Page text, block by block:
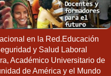
en la Red.Educación
y Salud Laboral
Académico Universitario de
de América y el Mundo